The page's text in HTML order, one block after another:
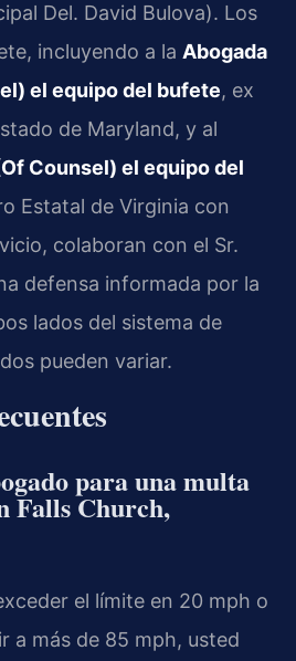
Del. David Bulova). Los
incluyendo a la Abogada
el equipo del bufete, ex
de Maryland, y al
Counsel) el equipo del
Estatal de Virginia con
colaboran con el Sr.
defensa informada por la
lados del sistema de
pueden variar.
para una multa
Falls Church,
el límite en 20 mph o
a más de 85 mph, usted